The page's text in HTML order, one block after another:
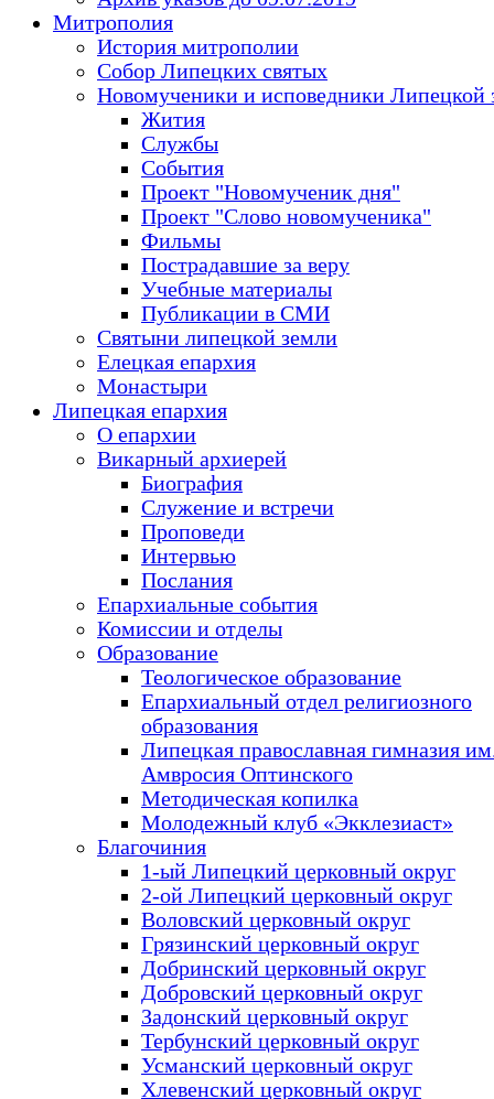
Митрополия
История митрополии
Собор Липецких святых
Новомученики и исповедники Липецкой
Жития
Службы
События
Проект "Новомученик дня"
Проект "Слово новомученика"
Фильмы
Пострадавшие за веру
Учебные материалы
Публикации в СМИ
Святыни липецкой земли
Елецкая епархия
Монастыри
Липецкая епархия
О епархии
Викарный архиерей
Биография
Служение и встречи
Проповеди
Интервью
Послания
Епархиальные события
Комиссии и отделы
Образование
Теологическое образование
Епархиальный отдел религиозного
образования
Липецкая православная гимназия
Амвросия Оптинского
Методическая копилка
Молодежный клуб «Экклезиаст»
Благочиния
1-ый Липецкий церковный округ
2-ой Липецкий церковный округ
Воловский церковный округ
Грязинский церковный округ
Добринский церковный округ
Добровский церковный округ
Задонский церковный округ
Тербунский церковный округ
Усманский церковный округ
Хлевенский церковный округ